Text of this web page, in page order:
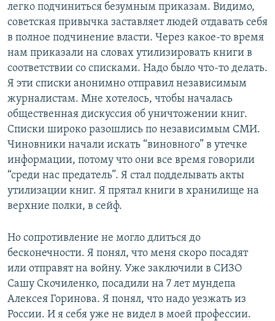
легко подчиниться безумным приказам. Видимо,
советская привычка заставляет людей отдавать себя
в полное подчинение власти. Через какое-то время
нам приказали на словах утилизировать книги в
соответствии со списками. Надо было что-то делать.
Я эти списки анонимно отправил независимым
журналистам. Мне хотелось, чтобы началась
общественная дискуссия об уничтожении книг.
Списки широко разошлись по независимым СМИ.
Чиновники начали искать “виновного” в утечке
информации, потому что они все время говорили
“среди нас предатель”. Я стал подделывать акты
утилизации книг. Я прятал книги в хранилище на
верхние полки, в сейф.
Но сопротивление не могло длиться до
бесконечности. Я понял, что меня скоро посадят
или отправят на войну. Уже заключили в СИЗО
Сашу Скочиленко, посадили на 7 лет мундепа
Алексея Горинова. Я понял, что надо уезжать из
России. И я себя уже не видел в моей профессии.